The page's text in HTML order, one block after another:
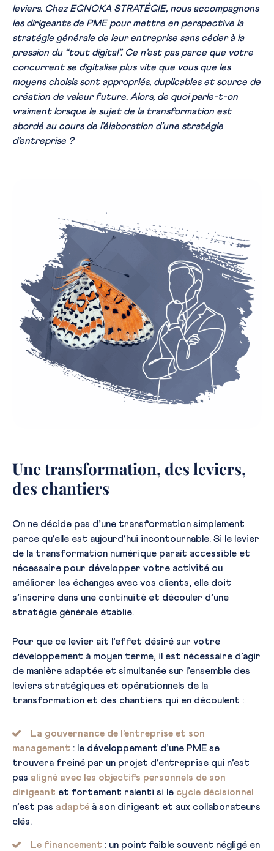
leviers. Chez EGNOKA STRATÉGIE, nous accompagnons
les dirigeants de PME pour mettre en perspective la
stratégie générale de leur entreprise sans céder à la
pression du “tout digital”. Ce n’est pas parce que votre
concurrent se digitalise plus vite que vous que les
moyens choisis sont appropriés, duplicables et source de
création de valeur future. Alors, de quoi parle-t-on
vraiment lorsque le sujet de la transformation est
abordé au cours de l’élaboration d’une stratégie
d’entreprise ?
Une transformation, des leviers,
des chantiers
On ne décide pas d’une transformation simplement
parce qu’elle est aujourd’hui incontournable. Si le levier
de la transformation numérique paraît accessible et
nécessaire pour développer votre activité ou
améliorer les échanges avec vos clients, elle doit
s’inscrire dans une continuité et découler d’une
stratégie générale établie.
Pour que ce levier ait l’effet désiré sur votre
développement à moyen terme, il est nécessaire d’agir
de manière adaptée et simultanée sur l’ensemble des
leviers stratégiques et opérationnels de la
transformation et des chantiers qui en découlent :
La gouvernance de l’entreprise et son
management : le développement d’une PME se
trouvera freiné par un projet d’entreprise qui n’est
pas aligné avec les objectifs personnels de son
dirigeant et fortement ralenti si le cycle décisionnel
n’est pas adapté à son dirigeant et aux collaborateurs
clés.
Le financement : un point faible souvent négligé en